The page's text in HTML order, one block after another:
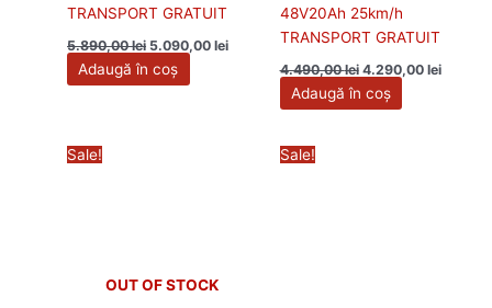
TRANSPORT GRATUIT
5.890,00lei 5.090,00lei
Adaugă în coș
48V20Ah 25km/h
TRANSPORT GRATUIT
4.490,00lei 4.290,00 lei
Adaugă în coș
Sale!
OUT OF STOCK
Sale!